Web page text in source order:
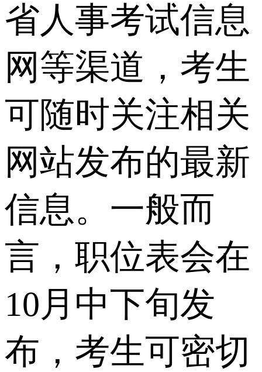
省人事考试信息
网等渠道，考生
可随时关注相关
网站发布的最新
信息。一般而
言，职位表会在
10月中下旬发
布，考生可密切